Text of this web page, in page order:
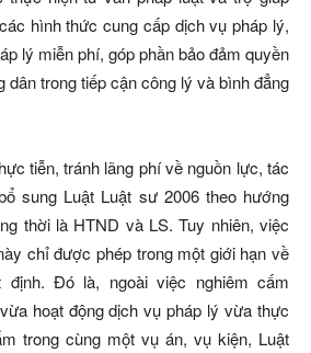
hình thức cung cấp dịch vụ pháp lý,
lý miễn phí, góp phần bảo đảm quyền
dân trong tiếp cận công lý và bình đẳng
tiễn, tránh lãng phí về nguồn lực, tác
sung Luật Luật sư 2006 theo hướng
thời là HTND và LS. Tuy nhiên, việc
chỉ được phép trong một giới hạn về
định. Đó là, ngoài việc nghiêm cấm
hoạt động dịch vụ pháp lý vừa thực
trong cùng một vụ án, vụ kiện, Luật